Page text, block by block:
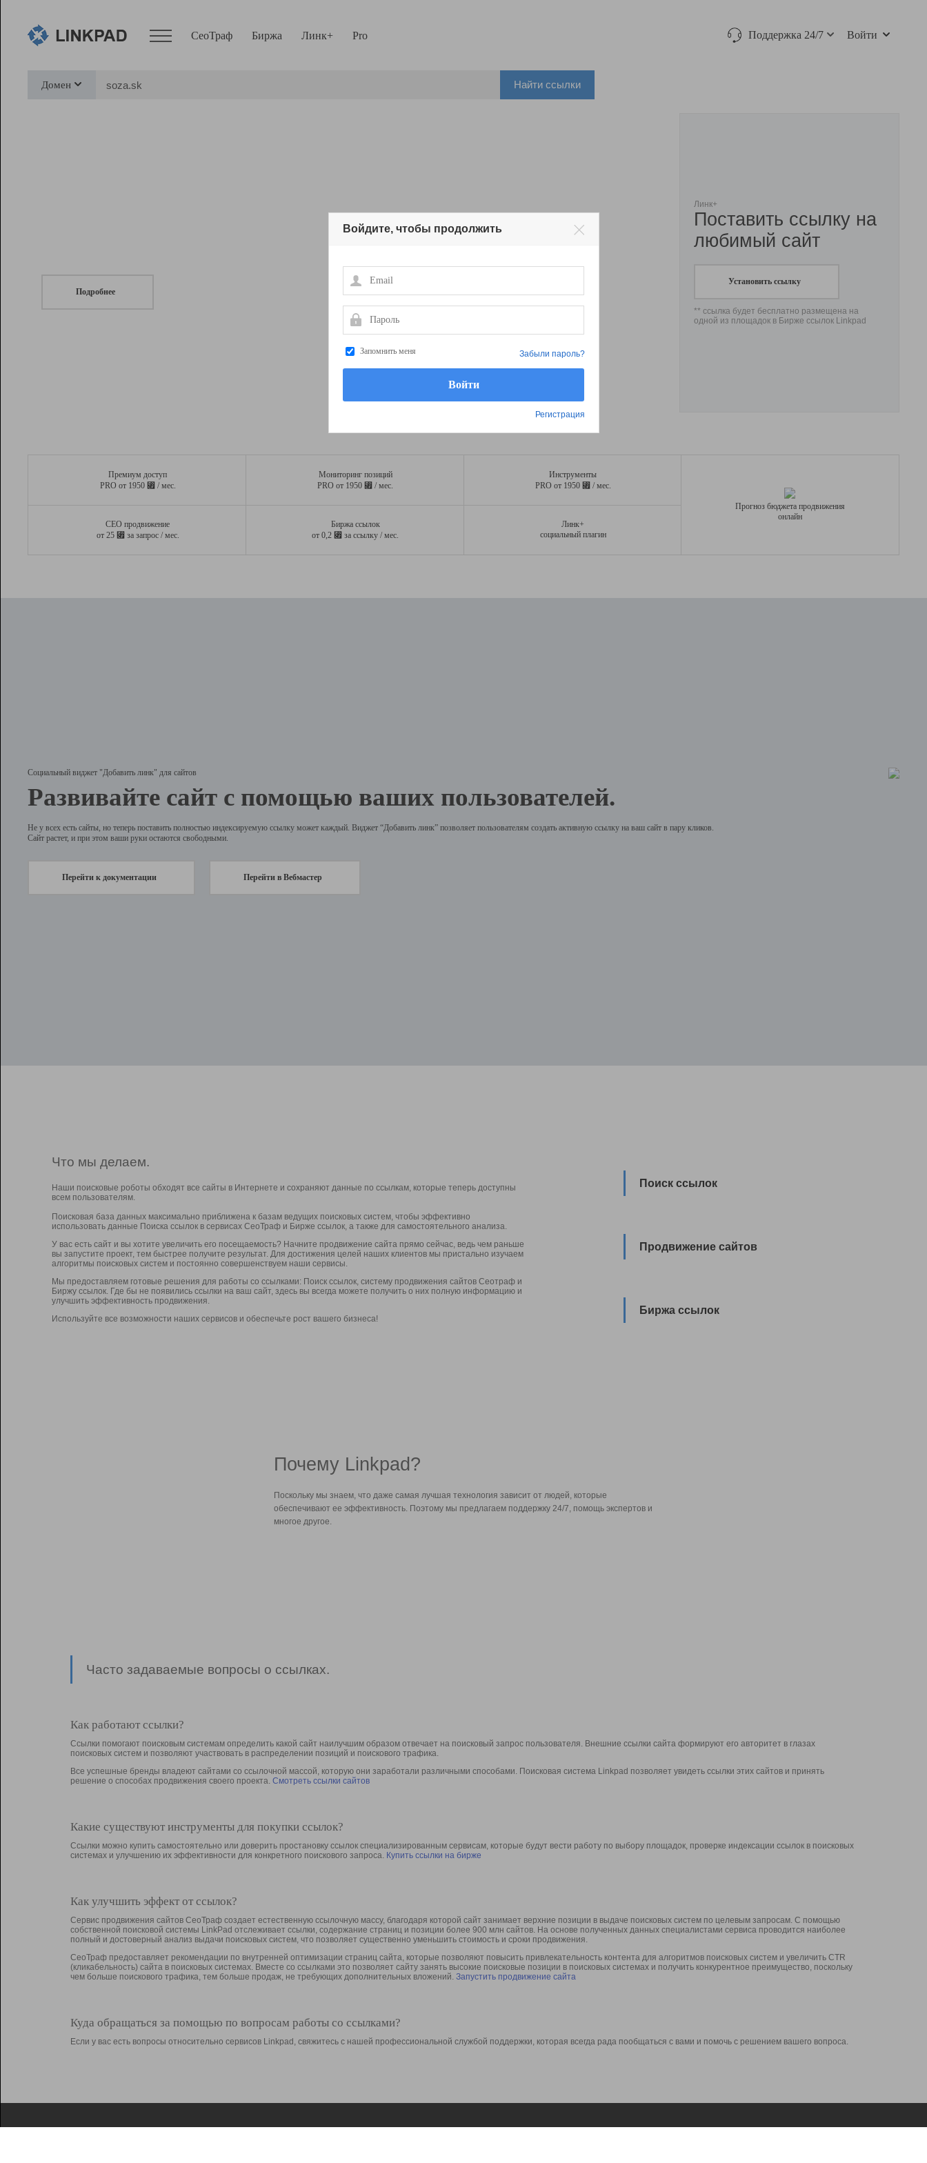
СеоТраф Биржа Линк+ Pro Поддержка 24/7 Войти
Домен Найти ссылки
Подробнее
Линк+
Поставить ссылку на
любимый сайт
Установить ссылку
** ссылка будет бесплатно размещена на
одной из площадок в Бирже ссылок Linkpad
Премиум доступ
PRO от 1950 ⃏ / мес.
Мониторинг позиций
PRO от 1950 ⃏ / мес.
Инструменты
PRO от 1950 ⃏ / мес.
СЕО продвижение
от 25 ⃏ за запрос / мес.
Биржа ссылок
от 0,2 ⃏ за ссылку / мес.
Линк+
социальный плагин
Прогноз бюджета продвижения
онлайн
Социальный виджет "Добавить линк" для сайтов
Развивайте сайт с помощью ваших пользователей.
Не у всех есть сайты, но теперь поставить полностью индексируемую ссылку может каждый. Виджет “Добавить линк” позволяет пользователям создать активную ссылку на ваш сайт в пару кликов.
Сайт растет, и при этом ваши руки остаются свободными.
Перейти к документации Перейти в Вебмастер
Что мы делаем.
Наши поисковые роботы обходят все сайты в Интернете и сохраняют данные по ссылкам, которые теперь доступны
всем пользователям.
Поисковая база данных максимально приближена к базам ведущих поисковых систем, чтобы эффективно
использовать данные Поиска ссылок в сервисах СеоТраф и Бирже ссылок, а также для самостоятельного анализа.
У вас есть сайт и вы хотите увеличить его посещаемость? Начните продвижение сайта прямо сейчас, ведь чем раньше
вы запустите проект, тем быстрее получите результат. Для достижения целей наших клиентов мы пристально изучаем
алгоритмы поисковых систем и постоянно совершенствуем наши сервисы.
Мы предоставляем готовые решения для работы со ссылками: Поиск ссылок, систему продвижения сайтов Сеотраф и
Биржу ссылок. Где бы не появились ссылки на ваш сайт, здесь вы всегда можете получить о них полную информацию и
улучшить эффективность продвижения.
Используйте все возможности наших сервисов и обеспечьте рост вашего бизнеса!
Поиск ссылок
Продвижение сайтов
Биржа ссылок
Почему Linkpad?
Поскольку мы знаем, что даже самая лучшая технология зависит от людей, которые
обеспечивают ее эффективность. Поэтому мы предлагаем поддержку 24/7, помощь экспертов и
многое другое.
Часто задаваемые вопросы о ссылках.
Как работают ссылки?
Ссылки помогают поисковым системам определить какой сайт наилучшим образом отвечает на поисковый запрос пользователя. Внешние ссылки сайта формируют его авторитет в глазах
поисковых систем и позволяют участвовать в раcпределении позиций и поискового трафика.
Все успешные бренды владеют сайтами со ссылочной массой, которую они заработали различными способами. Поисковая система Linkpad позволяет увидеть ссылки этих сайтов и принять
решение о способах продвижения своего проекта. Смотреть ссылки сайтов
Какие существуют инструменты для покупки ссылок?
Ссылки можно купить самостоятельно или доверить простановку ссылок специализированным сервисам, которые будут вести работу по выбору площадок, проверке индексации ссылок в поисковых
системах и улучшению их эффективности для конкретного поискового запроса. Купить ссылки на бирже
Как улучшить эффект от ссылок?
Сервис продвижения сайтов СеоТраф создает естественную ссылочную массу, благодаря которой сайт занимает верхние позиции в выдаче поисковых систем по целевым запросам. С помощью
собственной поисковой системы LinkPad отслеживает ссылки, содержание страниц и позиции более 900 млн сайтов. На основе полученных данных специалистами сервиса проводится наиболее
полный и достоверный анализ выдачи поисковых систем, что позволяет существенно уменьшить стоимость и сроки продвижения.
СеоТраф предоставляет рекомендации по внутренней оптимизации страниц сайта, которые позволяют повысить привлекательность контента для алгоритмов поисковых систем и увеличить CTR
(кликабельность) сайта в поисковых системах. Вместе со ссылками это позволяет сайту занять высокие поисковые позиции в поисковых системах и получить конкурентное преимущество, поскольку
чем больше поискового трафика, тем больше продаж, не требующих дополнительных вложений. Запустить продвижение сайта
Куда обращаться за помощью по вопросам работы со ссылками?
Если у вас есть вопросы относительно сервисов Linkpad, свяжитесь с нашей профессиональной службой поддержки, которая всегда рада пообщаться с вами и помочь с решением вашего вопроса.
Войдите, чтобы продолжить
Email
Пароль
Запомнить меня
Регистрация
Забыли пароль?